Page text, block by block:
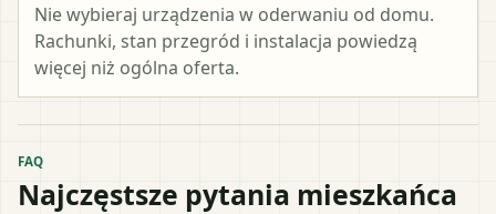
Nie wybieraj urządzenia w oderwaniu od domu.
Rachunki, stan przegród i instalacja powiedzą
więcej niż ogólna oferta.
FAQ
Najczęstsze pytania mieszkańca